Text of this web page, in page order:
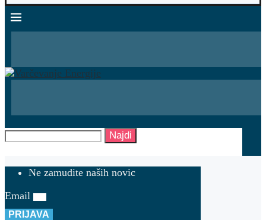
Najdi
Ne zamudite naših novic
Email
PRIJAVA